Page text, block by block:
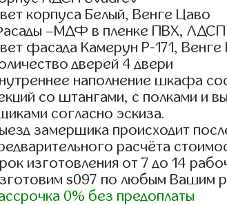
корпуса Белый, Венге Цаво
–МДФ в пленке ПВХ, ЛДСП
фасада Камерун Р-171, Венге
дверей 4 двери
наполнение шкафа
со штангами, с полками и
согласно эскиза.
замерщика происходит
расчёта
изготовления от 7 до 14
s097 по любым Вашим
0% без предоплаты